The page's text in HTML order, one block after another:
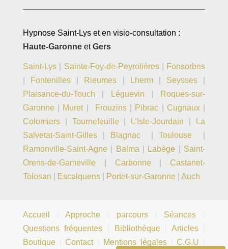
Hypnose Saint-Lys et en visio-consultation :
Haute-GaronneetGers
Saint-Lys| Sainte-Foy-de-Peyrolières|
Fonsorbes
Fontenilles| Rieumes Lherm| Seysses
Plaisance-du-Touch
Léguevin
Roques-sur-
Garonne| Muret| Frouzins| Pibrac Cugnaux|
Colomiers| Tournefeuille| L’Isle-Jourdain
La
Salvetat-Saint-Gilles| Blagnac|Toulouse
Ramonville-Saint-Agne| Balma Labège
Saint-
Orens-de-Gameville| Carbonne|Castanet-
Tolosan
Escalquens| Portet-sur-Garonne Auch
Accueil |Approche parcours| Séances
Questions fréquentes
Bibliothèque| Articles|
Boutique|Contact| Mentions légales|C.G.U